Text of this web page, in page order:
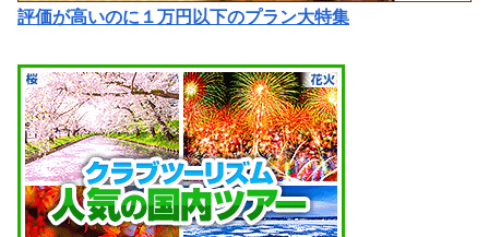
評価が高いのに１万円以下のプラン大特集